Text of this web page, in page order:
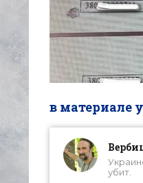
в материале
убит.